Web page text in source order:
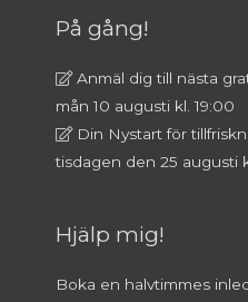
På gång!
Anmäl dig till nästa
mån 10 augusti kl. 19:00
Din Nystart för
tisdagen den 25 augusti
Hjälp mig!
Boka en halvtimmes